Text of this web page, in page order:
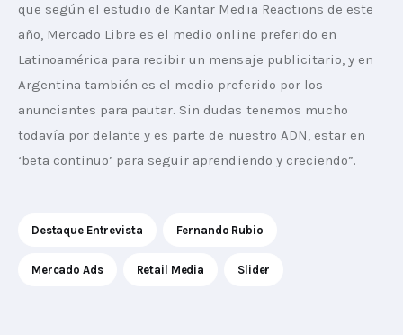
que según el estudio de Kantar Media Reactions de este
año, Mercado Libre es el medio online preferido en
Latinoamérica para recibir un mensaje publicitario, y en
Argentina también es el medio preferido por los
anunciantes para pautar. Sin dudas tenemos mucho
todavía por delante y es parte de nuestro ADN, estar en
‘beta continuo’ para seguir aprendiendo y creciendo”.
Destaque Entrevista Fernando Rubio
Mercado Ads Retail Media Slider